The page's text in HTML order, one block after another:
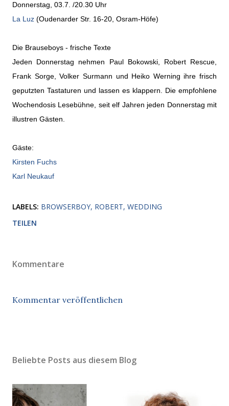
Donnerstag, 03.7. /20.30 Uhr
La Luz (Oudenarder Str. 16-20, Osram-Höfe)
Die Brauseboys - frische Texte
Jeden Donnerstag nehmen Paul Bokowski, Robert Rescue,
Frank Sorge, Volker Surmann und Heiko Werning ihre frisch
geputzten Tastaturen und lassen es klappern. Die empfohlene
Wochendosis Lesebühne, seit elf Jahren jeden Donnerstag mit
illustren Gästen.
Gäste:
Kirsten Fuchs
Karl Neukauf
LABELS: BROWSERBOY ROBERT WEDDING
TEILEN
Kommentare
Kommentar veröffentlichen
Beliebte Posts aus diesem Blog